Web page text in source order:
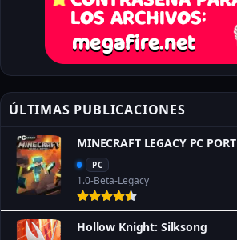
ÚLTIMAS PUBLICACIONES
MINECRAFT LEGACY PC PORT
PC
1.0-Beta-Legacy
Hollow Knight: Silksong